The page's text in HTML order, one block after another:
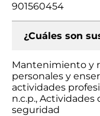
901560454
¿Cuáles son
Mantenimiento y
personales y
actividades
n.c.p., Actividades
seguridad